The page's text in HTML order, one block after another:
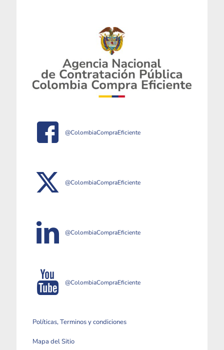
@ColombiaCompraEficiente
@ColombiaCompraEficiente
@ColombiaCompraEficiente
@ColombiaCompraEficiente
Políticas, Terminos y condiciones
Mapa del Sitio